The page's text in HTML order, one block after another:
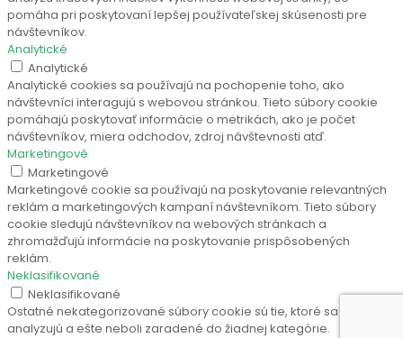
pomáha pri poskytovaní lepšej používateľskej skúsenosti pre
návštevníkov.
Analytické
Analytické
Analytické cookies sa používajú na pochopenie toho, ako
návštevníci interagujú s webovou stránkou. Tieto súbory cookie
pomáhajú poskytovať informácie o metrikách, ako je počet
návštevníkov, miera odchodov, zdroj návštevnosti atď.
Marketingové
Marketingové
Marketingové cookie sa používajú na poskytovanie relevantných
reklám a marketingových kampaní návštevníkom. Tieto súbory
cookie sledujú návštevníkov na webových stránkach a
zhromažďujú informácie na poskytovanie prispôsobených
reklám.
Neklasifikované
Neklasifikované
Ostatné nekategorizované súbory cookie sú tie, ktoré sa
analyzujú a ešte neboli zaradené do žiadnej kategórie.